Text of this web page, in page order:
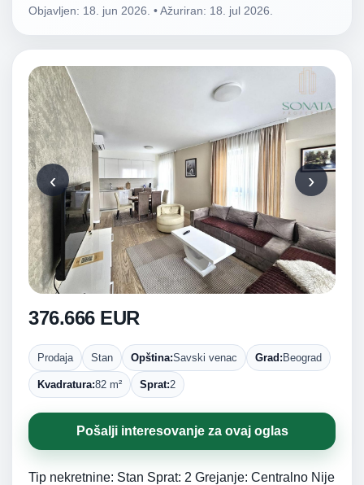
Objavljen: 18. jun 2026. •Ažuriran: 18. jul 2026.
‹ ›
376.666 EUR
Prodaja Stan Opština:Savski venac Grad: Beograd
Kvadratura:82 m² Sprat:2
Pošalji interesovanje za ovaj oglas
Tip nekretnine: Stan Sprat: 2 Grejanje: Centralno Nije